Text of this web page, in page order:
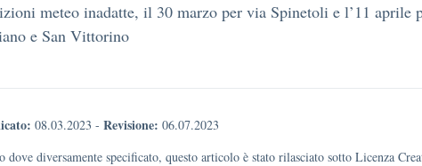
meteo inadatte, il 30 marzo per via Spinetoli e l’11 aprile
e San Vittorino
08.03.2023 - Revisione: 06.07.2023
dove diversamente specificato, questo articolo è stato rilasciato sotto Licenza